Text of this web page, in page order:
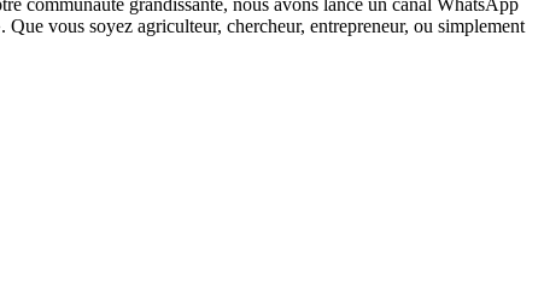
communauté grandissante, nous avons lancé un canal WhatsApp
vous soyez agriculteur, chercheur, entrepreneur, ou simplement